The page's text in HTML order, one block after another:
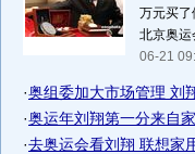
万元买了
北京奥运
06-21
·奥组委加大市场管理 刘
·奥运年刘翔第一分来自
·去奥运会看刘翔 联想家